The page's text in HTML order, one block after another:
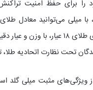
را برای حفظ امنیت
با میلی می‌توانید معادل
خود را در قالب شمش‌های طلای ۱۸ عیار،
تحت نظارت اتحادیه طلا،
ویژگی‌های مثبت میلی گلد